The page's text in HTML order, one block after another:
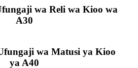
wa Reli wa Kioo wa
A30
wa Matusi ya Kioo
ya A40